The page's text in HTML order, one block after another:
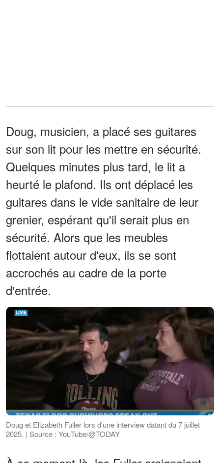
Doug, musicien, a placé ses guitares
sur son lit pour les mettre en sécurité.
Quelques minutes plus tard, le lit a
heurté le plafond. Ils ont déplacé les
guitares dans le vide sanitaire de leur
grenier, espérant qu'il serait plus en
sécurité. Alors que les meubles
flottaient autour d'eux, ils se sont
accrochés au cadre de la porte
d'entrée.
Doug et Elizabeth Fuller lors d'une interview datant du 7 juillet
2025. | Source : YouTube/@TODAY